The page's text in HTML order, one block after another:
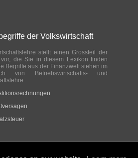
der Volkswirtschaft
stellt einen Grossteil der
vor, die Sie in diesem Lexikon finden
Begriffe aus der Finanzwelt stehen im
von Betriebswirtschafts- und